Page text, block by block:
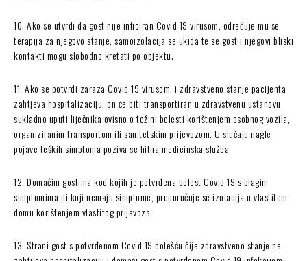
10. Ako se utvrdi da gost nije inficiran Covid 19 virusom, određuje mu se
terapija za njegovo stanje, samoizolacija se ukida te se gost i njegovi bliski
kontakti mogu slobodno kretati po objektu.
11. Ako se potvrdi zaraza Covid 19 virusom, i zdravstveno stanje pacijenta
zahtjeva hospitalizaciju, on će biti transportiran u zdravstvenu ustanovu
sukladno uputi liječnika ovisno o težini bolesti korištenjem osobnog vozila,
organiziranim transportom ili sanitetskim prijevozom. U slučaju nagle
pojave teških simptoma poziva se hitna medicinska služba.
12. Domaćim gostima kod kojih je potvrđena bolest Covid 19 s blagim
simptomima ili koji nemaju simptome, preporučuje se izolacija u vlastitom
domu korištenjem vlastitog prijevoza.
13. Strani gost s potvrđenom Covid 19 bolešću čije zdravstveno stanje ne